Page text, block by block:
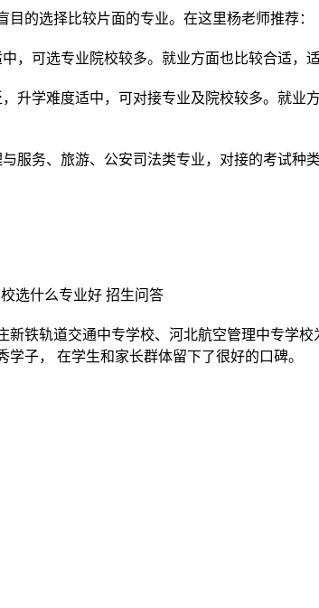
的选择比较片面的专业。在这里杨老师推荐：
，可选专业院校较多。就业方面也比较合适，
升学难度适中，可对接专业及院校较多。就业
服务、旅游、公安司法类专业，对接的考试种
新铁轨道交通中专学校、河北航空管理中专学
子， 在学生和家长群体留下了很好的口碑。